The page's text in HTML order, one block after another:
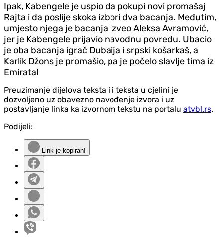
Ipak, Kabengele je uspio da pokupi novi promašaj
Rajta i da poslije skoka izbori dva bacanja. Međutim,
umjesto njega je bacanja izveo Aleksa Avramović,
jer je Kabengele prijavio navodnu povredu. Ubacio
je oba bacanja igrač Dubaija i srpski košarkaš, a
Karlik Džons je promašio, pa je počelo slavlje tima iz
Emirata!
Preuzimanje dijelova teksta ili teksta u cjelini je
dozvoljeno uz obavezno navođenje izvora i uz
postavljanje linka ka izvornom tekstu na portalu atvbl.rs.
Podijeli:
Link je kopiran!